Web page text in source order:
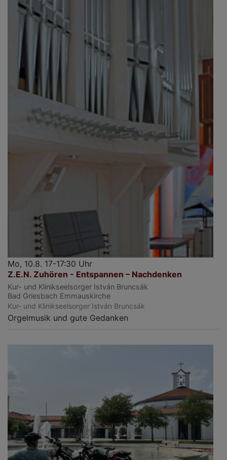
Mo, 10.8. 17-17:30 Uhr
Z.E.N. Zuhören - Entspannen – Nachdenken
Kur- und Klinikseelsorger István Bruncsák
Bad Griesbach Emmauskirche
Kur- und Klinikseelsorger István Bruncsák
Orgelmusik und gute Gedanken